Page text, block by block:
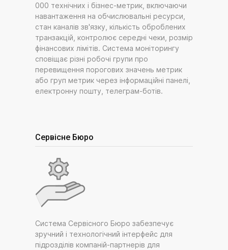
000 технічних і бізнес-метрик, включаючи
навантаження на обчислювальні ресурси,
стан каналів зв'язку, кількість оброблених
транзакцій, контролює середні чеки, розмір
фінансових лімітів. Система моніторингу
сповіщає різні робочі групи про
перевищення порогових значень метрик
або груп метрик через інформаційні панелі,
електронну пошту, телеграм-ботів.
Сервісне Бюро
Система Сервісного Бюро забезпечує
зручний і технологічний інтерфейс для
підрозділів компаній-партнерів для